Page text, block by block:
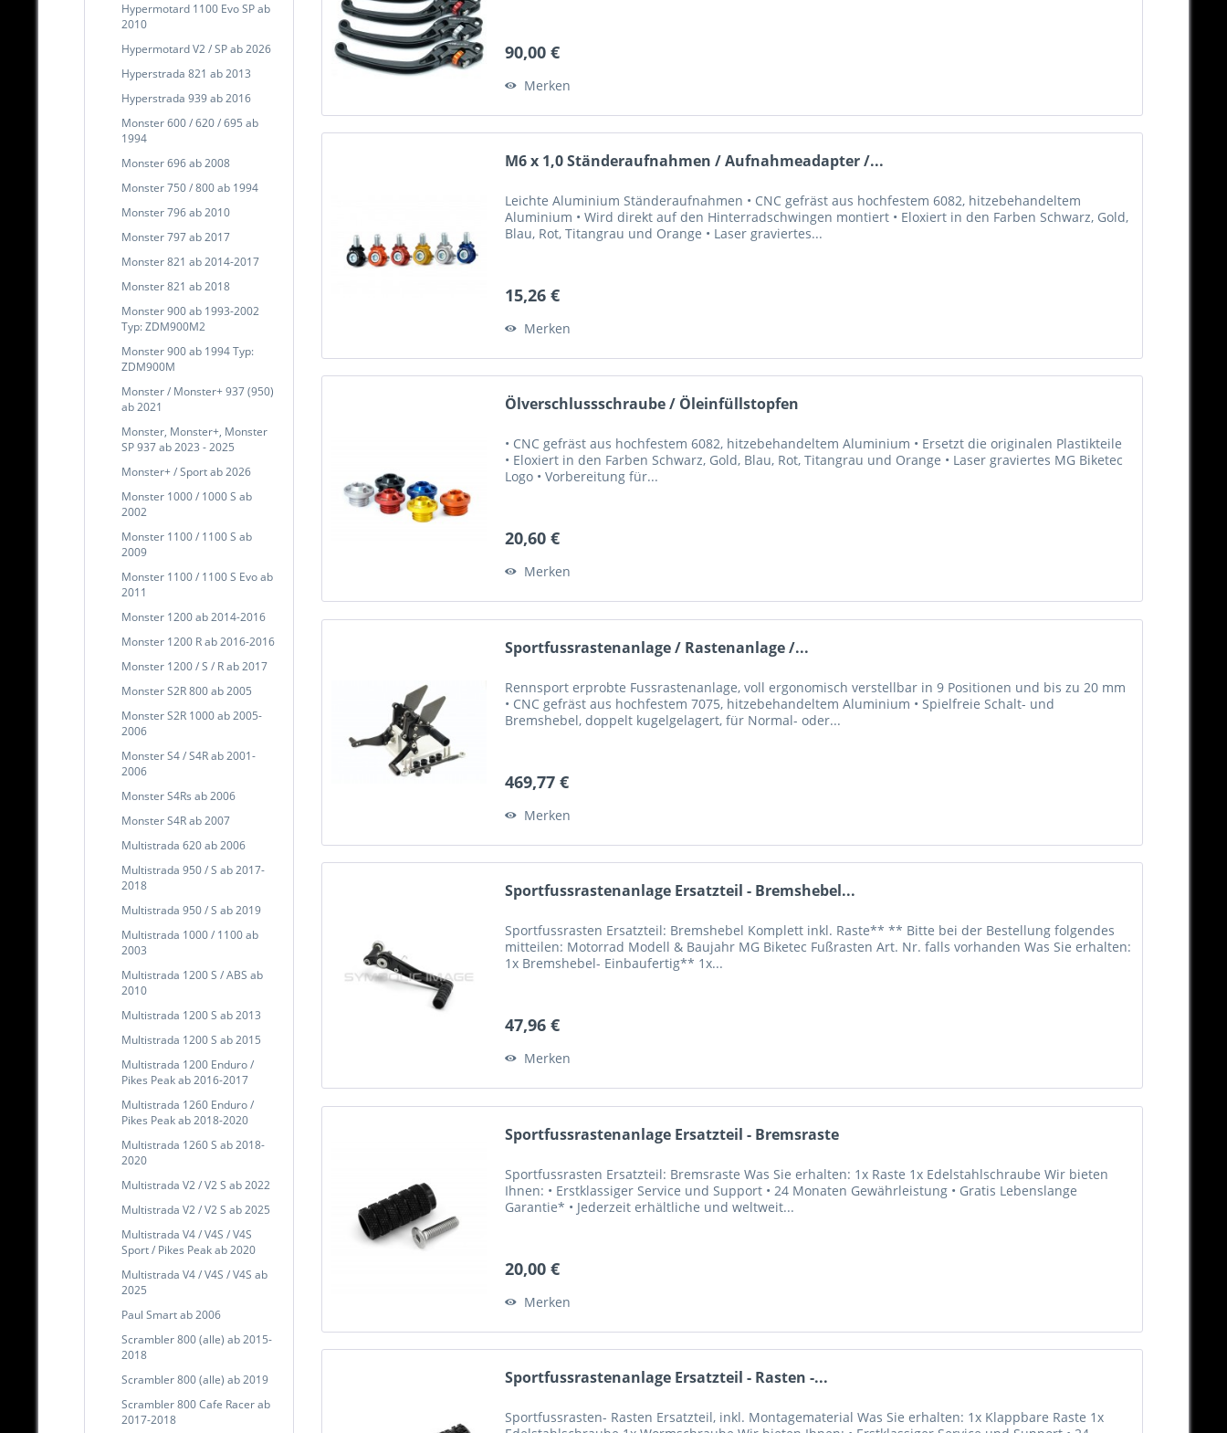
Hypermotard 1100 Evo SP ab
2010
Hypermotard V2 / SP ab 2026
Hyperstrada 821 ab 2013
Hyperstrada 939 ab 2016
Monster 600 / 620 / 695 ab
1994
Monster 696 ab 2008
Monster 750 / 800 ab 1994
Monster 796 ab 2010
Monster 797 ab 2017
Monster 821 ab 2014-2017
Monster 821 ab 2018
Monster 900 ab 1993-2002
Typ: ZDM900M2
Monster 900 ab 1994 Typ:
ZDM900M
Monster / Monster+ 937 (950)
ab 2021
Monster, Monster+, Monster
SP 937 ab 2023 - 2025
Monster+ / Sport ab 2026
Monster 1000 / 1000 S ab
2002
Monster 1100 / 1100 S ab
2009
Monster 1100 / 1100 S Evo ab
2011
Monster 1200 ab 2014-2016
Monster 1200 R ab 2016-2016
Monster 1200 / S / R ab 2017
Monster S2R 800 ab 2005
Monster S2R 1000 ab 2005-
2006
Monster S4 / S4R ab 2001-
2006
Monster S4Rs ab 2006
Monster S4R ab 2007
Multistrada 620 ab 2006
Multistrada 950 / S ab 2017-
2018
Multistrada 950 / S ab 2019
Multistrada 1000 / 1100 ab
2003
Multistrada 1200 S / ABS ab
2010
Multistrada 1200 S ab 2013
Multistrada 1200 S ab 2015
Multistrada 1200 Enduro /
Pikes Peak ab 2016-2017
Multistrada 1260 Enduro /
Pikes Peak ab 2018-2020
Multistrada 1260 S ab 2018-
2020
Multistrada V2 / V2 S ab 2022
Multistrada V2 / V2 S ab 2025
Multistrada V4 / V4S / V4S
Sport / Pikes Peak ab 2020
Multistrada V4 / V4S / V4S ab
2025
Paul Smart ab 2006
Scrambler 800 (alle) ab 2015-
2018
Scrambler 800 (alle) ab 2019
Scrambler 800 Cafe Racer ab
2017-2018
90,00 €
Merken
M6 x 1,0 Ständeraufnahmen / Aufnahmeadapter /...
Leichte Aluminium Ständeraufnahmen • CNC gefräst aus hochfestem 6082, hitzebehandeltem
Aluminium • Wird direkt auf den Hinterradschwingen montiert • Eloxiert in den Farben Schwarz, Gold,
Blau, Rot, Titangrau und Orange • Laser graviertes...
15,26 €
Merken
Ölverschlussschraube / Öleinfüllstopfen
• CNC gefräst aus hochfestem 6082, hitzebehandeltem Aluminium • Ersetzt die originalen Plastikteile
• Eloxiert in den Farben Schwarz, Gold, Blau, Rot, Titangrau und Orange • Laser graviertes MG Biketec
Logo • Vorbereitung für...
20,60 €
Merken
Sportfussrastenanlage / Rastenanlage /...
Rennsport erprobte Fussrastenanlage, voll ergonomisch verstellbar in 9 Positionen und bis zu 20 mm
• CNC gefräst aus hochfestem 7075, hitzebehandeltem Aluminium • Spielfreie Schalt- und
Bremshebel, doppelt kugelgelagert, für Normal- oder...
469,77 €
Merken
Sportfussrastenanlage Ersatzteil - Bremshebel...
Sportfussrasten Ersatzteil: Bremshebel Komplett inkl. Raste** ** Bitte bei der Bestellung folgendes
mitteilen: Motorrad Modell & Baujahr MG Biketec Fußrasten Art. Nr. falls vorhanden Was Sie erhalten:
1x Bremshebel- Einbaufertig** 1x...
47,96 €
Merken
Sportfussrastenanlage Ersatzteil - Bremsraste
Sportfussrasten Ersatzteil: Bremsraste Was Sie erhalten: 1x Raste 1x Edelstahlschraube Wir bieten
Ihnen: • Erstklassiger Service und Support • 24 Monaten Gewährleistung • Gratis Lebenslange
Garantie* • Jederzeit erhältliche und weltweit...
20,00 €
Merken
Sportfussrastenanlage Ersatzteil - Rasten -...
Sportfussrasten- Rasten Ersatzteil, inkl. Montagematerial Was Sie erhalten: 1x Klappbare Raste 1x